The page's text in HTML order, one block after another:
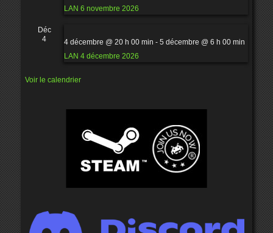
LAN 6 novembre 2026
Déc
4
4 décembre @ 20 h 00 min - 5 décembre @ 6 h 00 min
LAN 4 décembre 2026
Voir le calendrier